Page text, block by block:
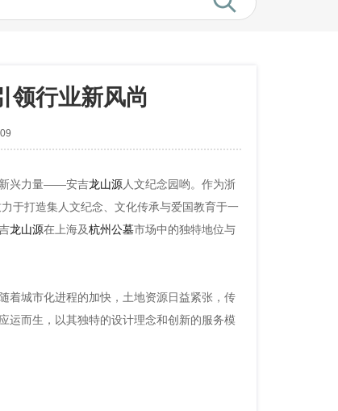
领行业新风尚
新兴力量——安吉龙山源人文纪念园哟。作为浙
于打造集人文纪念、文化传承与爱国教育于一
龙山源在上海及杭州公墓市场中的独特地位与
着城市化进程的加快，土地资源日益紧张，传
运而生，以其独特的设计理念和创新的服务模